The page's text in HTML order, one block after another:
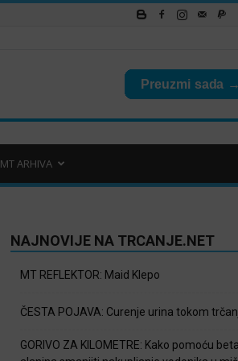
MT ARHIVA
NAJNOVIJE NA TRCANJE.NET
MT REFLEKTOR: Maid Klepo
ČESTA POJAVA: Curenje urina tokom
GORIVO ZA KILOMETRE: Kako pomoću